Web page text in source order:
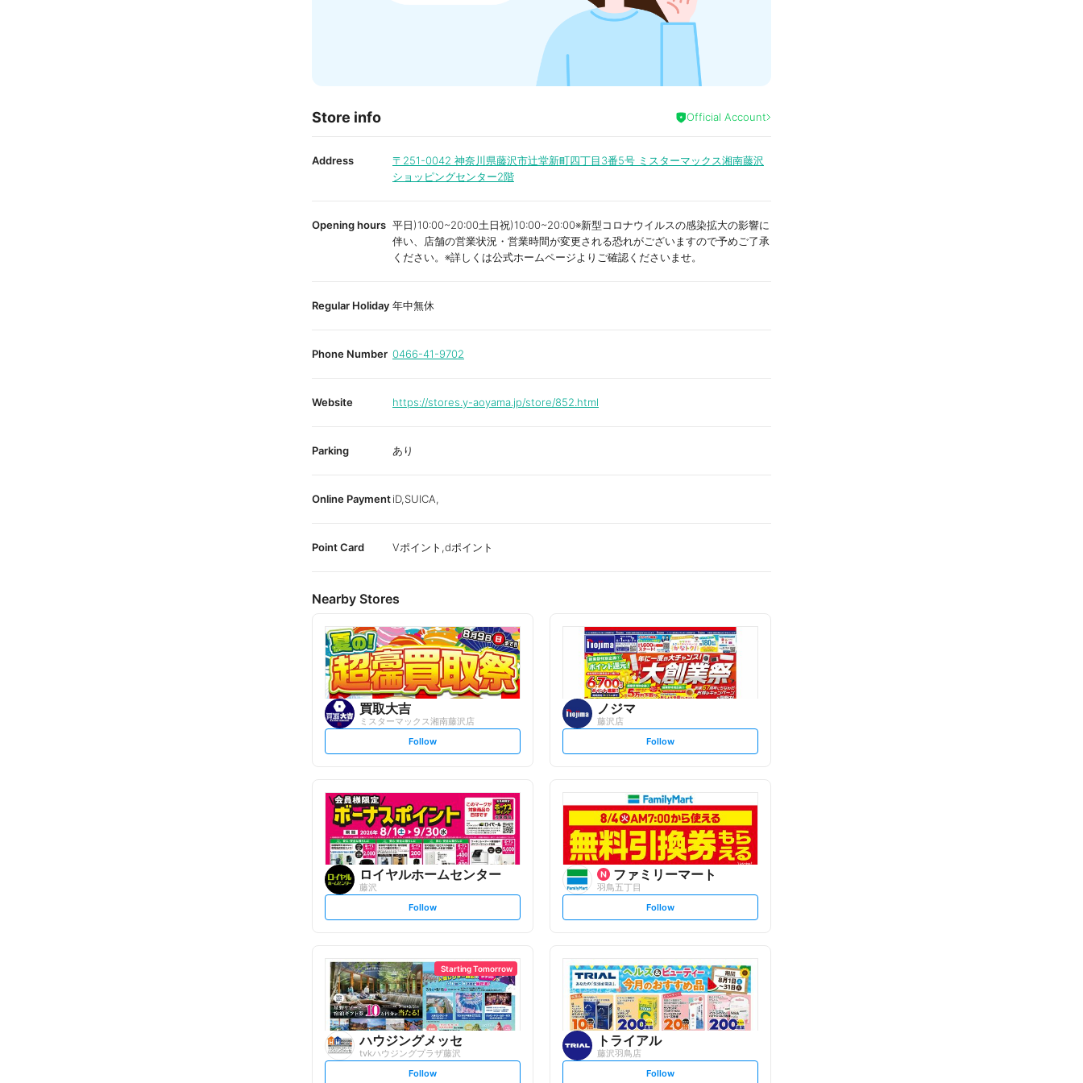
Store info Official Account
Address 〒251-0042 神奈川県藤沢市辻堂新町四丁目3番5号 ミスターマックス湘南藤沢
ショッピングセンター2階
Opening hours 平日)10:00~20:00土日祝)10:00~20:00※新型コロナウイルスの感染拡大の影響に
伴い、店舗の営業状況・営業時間が変更される恐れがございますので予めご了承
ください。※詳しくは公式ホームページよりご確認くださいませ。
Regular Holiday 年中無休
Phone Number 0466-41-9702
Website https://stores.y-aoyama.jp/store/852.html
Parking あり
Online PaymentiD,SUICA,
Point Card Vポイント,dポイント
Nearby Stores
買取大吉
ミスターマックス湘南藤沢店
s
t
l
o
w
Follow
ノジマ
藤沢店
s
t
l
o
w
Follow
ロイヤルホームセンター
藤沢
s
t
l
o
w
Follow
ファミリーマート
羽鳥五丁目
s
t
o
w
Follow
Starting Tomorrow
ハウジングメッセ
tvkハウジングプラザ藤沢
s
Follow
トライアル
藤沢羽鳥店
s
Follow